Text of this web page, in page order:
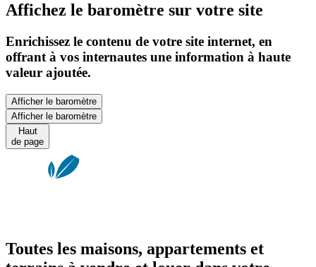
Affichez le baromètre sur votre site
Enrichissez le contenu de votre site internet, en
offrant à vos internautes une information à haute
valeur ajoutée.
Afficher le baromètre
Afficher le baromètre
Haut
de page
Toutes les maisons, appartements et